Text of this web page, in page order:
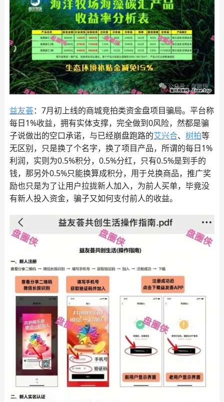
益友荟：7月初上线的商城竞拍类资金盘项目骗局。平台称
每日1%收益，拥有实体支撑，完全做到0风险，然都是骗
子说做出的空口承诺，与已经崩盘跑路的艾兴合、 树拍等
无区别，只是换了个名字，换了项目产品，所谓的每日1%
利润，实则为0.5%积分，0.5%分红，只有0.5%是到手的
钱，那另外0.5%只能换算成积分，用于兑换商品，推广奖
励也只是为了让用户拉拢新人加入，为前人买单，毕竟没
有新人投入资金，骗子又如何支付前人的收益。